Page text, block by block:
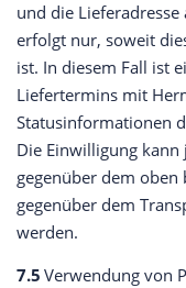
und die
erfolgt nur, soweit
ist. In diesem Fall ist
Liefertermins mit
Statusinformationen
Die Einwilligung
gegenüber dem
gegenüber dem
werden.
7.5Verwendung von